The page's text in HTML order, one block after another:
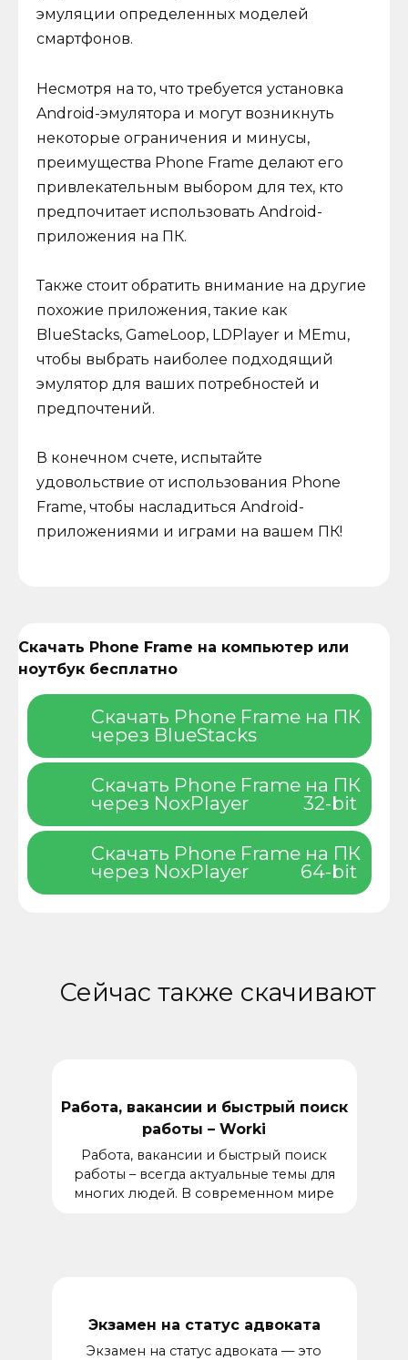
эмуляции определенных моделей
смартфонов.
Несмотря на то, что требуется установка
Android-эмулятора и могут возникнуть
некоторые ограничения и минусы,
преимущества Phone Frame делают его
привлекательным выбором для тех, кто
предпочитает использовать Android-
приложения на ПК.
Также стоит обратить внимание на другие
похожие приложения, такие как
BlueStacks, GameLoop, LDPlayer и MEmu,
чтобы выбрать наиболее подходящий
эмулятор для ваших потребностей и
предпочтений.
В конечном счете, испытайте
удовольствие от использования Phone
Frame, чтобы насладиться Android-
приложениями и играми на вашем ПК!
Скачать Phone Frame на компьютер или
ноутбук бесплатно
Скачать Phone Frame на ПК
через BlueStacks
Скачать Phone Frame на ПК
через NoxPlayer
32-bit
Скачать Phone Frame на ПК
через NoxPlayer
64-bit
Сейчас также скачивают
Работа, вакансии и быстрый поиск
работы – Worki
Работа, вакансии и быстрый поиск
работы – всегда актуальные темы для
многих людей. В современном мире
Экзамен на статус адвоката
Экзамен на статус адвоката — это